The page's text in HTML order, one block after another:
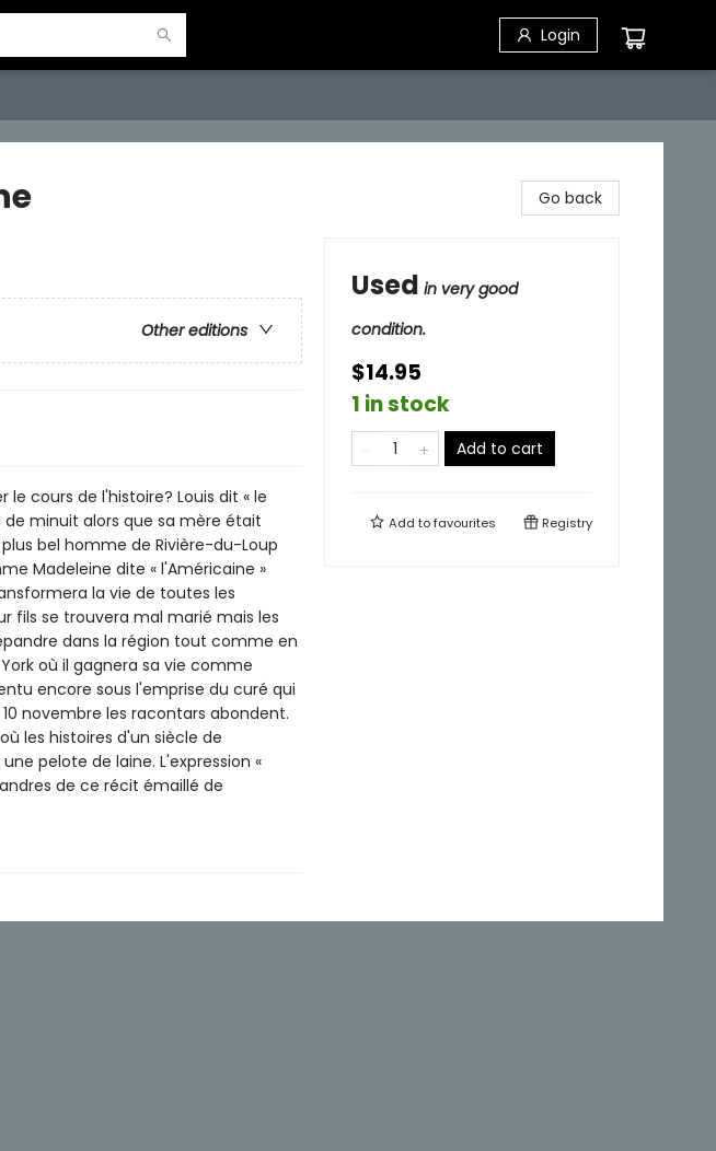
Login
Other editions
cours de l'histoire? Louis dit « le
minuit alors que sa mère était
bel homme de Rivière-du-Loup
Madeleine dite « l'Américaine »
la vie de toutes les
fils se trouvera mal marié mais les
dans la région tout comme en
où il gagnera sa vie comme
encore sous l'emprise du curé qui
novembre les racontars abondent.
les histoires d'un siècle de
pelote de laine. L'expression «
de ce récit émaillé de
Go back
Used in very good
condition.
$14.95
1 in stock
Add to cart
Add tofavourites Registry